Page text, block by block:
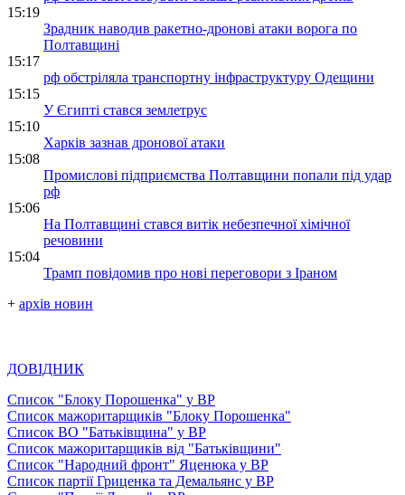
15:19
Зрадник наводив ракетно-дронові атаки ворога по
Полтавщині
15:17
рф обстріляла транспортну інфраструктуру Одещини
15:15
У Єгипті стався землетрус
15:10
Харків зазнав дронової атаки
15:08
Промислові підприємства Полтавщини попали під удар
рф
15:06
На Полтавщині стався витік небезпечної хімічної
речовини
15:04
Трамп повідомив про нові переговори з Іраном
+ архів новин
ДОВІДНИК
Список "Блоку Порошенка" у ВР
Список мажоритарщиків "Блоку Порошенка"
Список ВО "Батьківщина" у ВР
Список мажоритарщиків від "Батьківщини"
Список "Народний фронт" Яценюка у ВР
Список партії Гриценка та Демальянс у ВР